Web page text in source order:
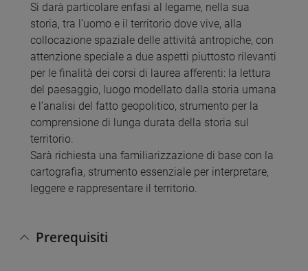
Si darà particolare enfasi al legame, nella sua
storia, tra l’uomo e il territorio dove vive, alla
collocazione spaziale delle attività antropiche, con
attenzione speciale a due aspetti piuttosto rilevanti
per le finalità dei corsi di laurea afferenti: la lettura
del paesaggio, luogo modellato dalla storia umana
e l’analisi del fatto geopolitico, strumento per la
comprensione di lunga durata della storia sul
territorio.
Sarà richiesta una familiarizzazione di base con la
cartografia, strumento essenziale per interpretare,
leggere e rappresentare il territorio.
Prerequisiti